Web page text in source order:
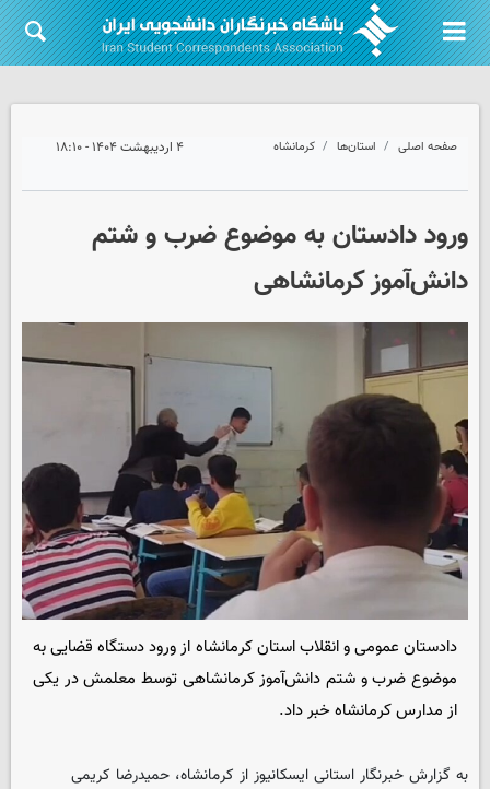
صفحه اصلی استان‌ها کرمانشاه ۴ اردیبهشت ۱۴۰۴ - ۱۸:۱۰
ورود دادستان به موضوع ضرب و شتم
دانش‌آموز کرمانشاهی
دادستان عمومی و انقلاب استان کرمانشاه از ورود دستگاه قضایی به
موضوع ضرب و شتم دانش‌آموز کرمانشاهی توسط معلمش در یکی
از مدارس کرمانشاه خبر داد.
به گزارش خبرنگار استانی ایسکانیوز از کرمانشاه، حمیدرضا کریمی